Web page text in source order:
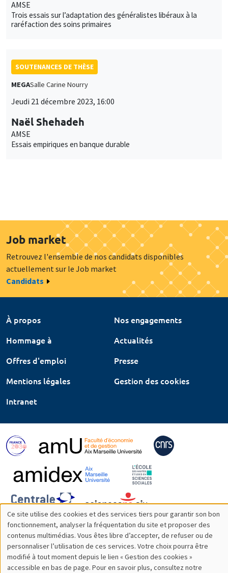
AMSE
Trois essais sur l’adaptation des généralistes libéraux à la
raréfaction des soins primaires
SOUTENANCES DE THÈSE
MEGASalle Carine Nourry
Jeudi 21 décembre 2023, 16:00
Naël Shehadeh
AMSE
Essais empiriques en banque durable
Job market
Retrouvez l'ensemble de nos candidats disponibles
actuellement sur le Job market
Candidats
À propos
Nos engagements
Hommage à
Actualités
Offres d'emploi
Presse
Mentions légales
Gestion des cookies
Intranet
Utilisation
des
données
Ce site utilise des cookies et des services tiers pour garantir son bon
fonctionnement, analyser la fréquentation du site et proposer des
contenus multimédias. Vous êtes libre d’accepter, de refuser ou de
personnaliser l’utilisation de ces services. Votre choix pourra être
modifié à tout moment depuis le lien « Gestion des cookies »
accessible en bas de page. Pour en savoir plus, consultez notre